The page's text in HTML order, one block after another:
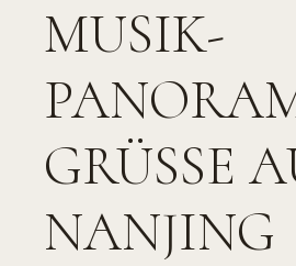
MUSIK-
GRÜSSE
NANJING